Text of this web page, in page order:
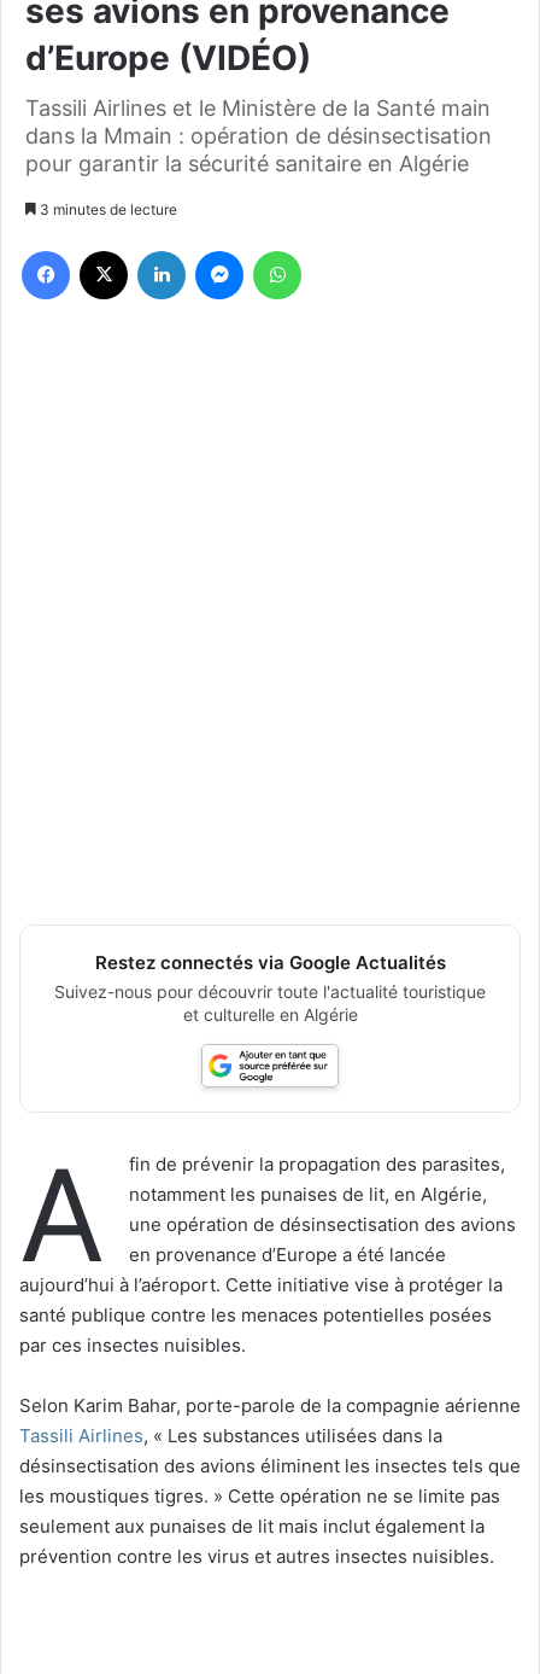
ses avions en provenance
d’Europe (VIDÉO)
Tassili Airlines et le Ministère de la Santé main
dans la Mmain : opération de désinsectisation
pour garantir la sécurité sanitaire en Algérie
3 minutes de lecture
Restez connectés via Google Actualités
Suivez-nous pour découvrir toute l'actualité touristique
et culturelle en Algérie
A
fin de prévenir la propagation des parasites,
notamment les punaises de lit, en Algérie,
une opération de désinsectisation des avions
en provenance d’Europe a été lancée
aujourd’hui à l’aéroport. Cette initiative vise à protéger la
santé publique contre les menaces potentielles posées
par ces insectes nuisibles.
Selon Karim Bahar, porte-parole de la compagnie aérienne
Tassili Airlines, « Les substances utilisées dans la
désinsectisation des avions éliminent les insectes tels que
les moustiques tigres. » Cette opération ne se limite pas
seulement aux punaises de lit mais inclut également la
prévention contre les virus et autres insectes nuisibles.